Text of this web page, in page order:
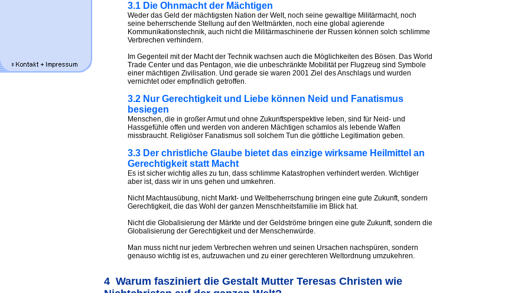
3.1 Die Ohnmacht der Mächtigen
Weder das Geld der mächtigsten Nation der Welt, noch seine gewaltige Militärmacht, noch
seine beherrschende Stellung auf den Weltmärkten, noch eine global agierende
Kommunikationstechnik, auch nicht die Militärmaschinerie der Russen können solch schlimme
Verbrechen verhindern.
Im Gegenteil mit der Macht der Technik wachsen auch die Möglichkeiten des Bösen. Das World
Trade Center und das Pentagon, wie die unbeschränkte Mobilität per Flugzeug sind Symbole
einer mächtigen Zivilisation. Und gerade sie waren 2001 Ziel des Anschlags und wurden
vernichtet oder empfindlich getroffen.
3.2 Nur Gerechtigkeit und Liebe können Neid und Fanatismus
besiegen
Menschen, die in großer Armut und ohne Zukunftsperspektive leben, sind für Neid- und
Hassgefühle offen und werden von anderen Mächtigen schamlos als lebende Waffen
missbraucht. Religiöser Fanatismus soll solchem Tun die göttliche Legitimation geben.
3.3 Der christliche Glaube bietet das einzige wirksame Heilmittel an
Gerechtigkeit statt Macht
Es ist sicher wichtig alles zu tun, dass schlimme Katastrophen verhindert werden. Wichtiger
aber ist, dass wir in uns gehen und umkehren.
Nicht Machtausübung, nicht Markt- und Weltbeherrschung bringen eine gute Zukunft, sondern
Gerechtigkeit, die das Wohl der ganzen Menschheitsfamilie im Blick hat.
Nicht die Globalisierung der Märkte und der Geldströme bringen eine gute Zukunft, sondern die
Globalisierung der Gerechtigkeit und der Menschenwürde.
Man muss nicht nur jedem Verbrechen wehren und seinen Ursachen nachspüren, sondern
genauso wichtig ist es, aufzuwachen und zu einer gerechteren Weltordnung umzukehren.
4 Warum fasziniert die Gestalt Mutter Teresas Christen wie